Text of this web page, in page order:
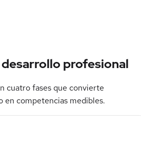
profesional
cuatro fases que convierte
en competencias medibles.